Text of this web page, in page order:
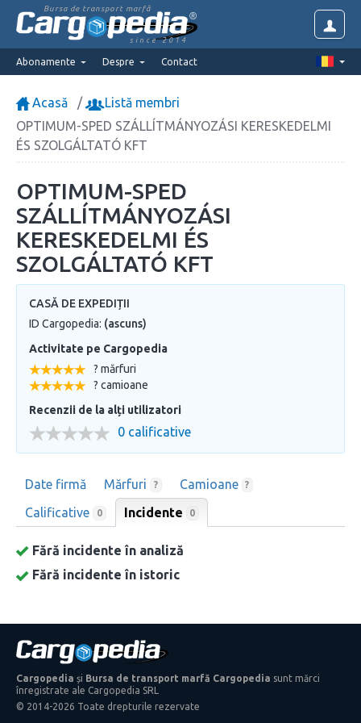
Bursa de transport marfă
since 2014
Abonamente Despre Contact
Acasă
Listă membri
OPTIMUM-SPED SZÁLLÍTMÁNYOZÁSI KERESKEDELMI
ÉS SZOLGÁLTATÓ KFT
OPTIMUM-SPED
SZÁLLÍTMÁNYOZÁSI
KERESKEDELMI ÉS
SZOLGÁLTATÓ KFT
CASĂ DE EXPEDIȚII
ID Cargopedia: (ascuns)
Activitate pe Cargopedia
? mărfuri
? camioane
Recenzii de la alți utilizatori
0 calificative
Date firmă Mărfuri ? Camioane ?
Calificative 0 Incidente 0
Fără incidente în analiză
Fără incidente în istoric
Cargopedia și Bursa de transport marfă Cargopedia sunt mărci
înregistrate ale Cargopedia SRL
© 2014-2026 Toate drepturile rezervate